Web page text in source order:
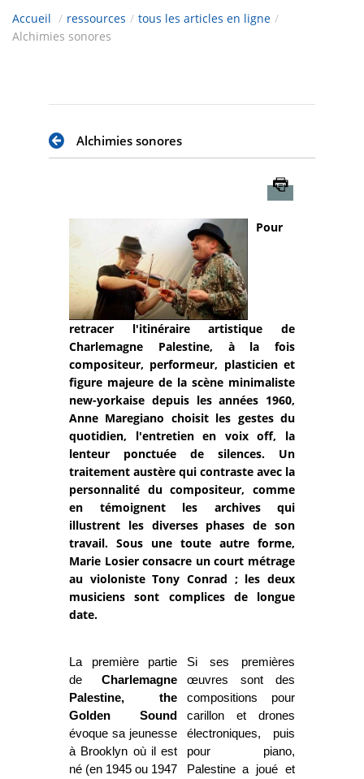
Accueil / ressources / tous les articles en ligne /
Alchimies sonores
Alchimies sonores
Pour
retracer l'itinéraire artistique de
Charlemagne Palestine, à la fois
compositeur, performeur, plasticien et
figure majeure de la scène minimaliste
new-yorkaise depuis les années 1960,
Anne Maregiano choisit les gestes du
quotidien, l'entretien en voix off, la
lenteur ponctuée de silences. Un
traitement austère qui contraste avec la
personnalité du compositeur, comme
en témoignent les archives qui
illustrent les diverses phases de son
travail. Sous une toute autre forme,
Marie Losier consacre un court métrage
au violoniste Tony Conrad ; les deux
musiciens sont complices de longue
date.
La première partie
deCharlemagne
Palestine, the
Golden Sound
évoque sa jeunesse
à Brooklyn où il est
né (en 1945 ou 1947
Si ses premières
œuvres sont des
compositions pour
carillon et drones
électroniques, puis
pour piano,
Palestine a joué et